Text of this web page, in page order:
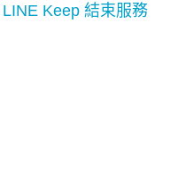
Keep 結束服務